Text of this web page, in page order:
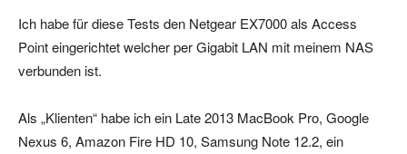
Ich habe für diese Tests den Netgear EX7000 als Access
Point eingerichtet welcher per Gigabit LAN mit meinem NAS
verbunden ist.
Als „Klienten“ habe ich ein Late 2013 MacBook Pro, Google
Nexus 6, Amazon Fire HD 10, Samsung Note 12.2, ein